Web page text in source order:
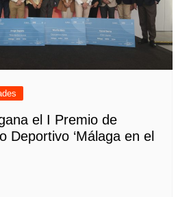
el I Premio de
Deportivo ‘Málaga en el